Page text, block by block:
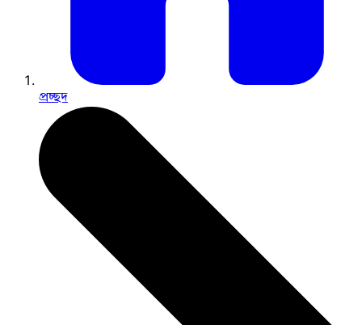
প্রচ্ছদ